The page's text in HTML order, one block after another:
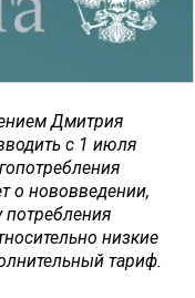
Дмитрия
с 1 июля
о нововведении,
низкие
тариф.